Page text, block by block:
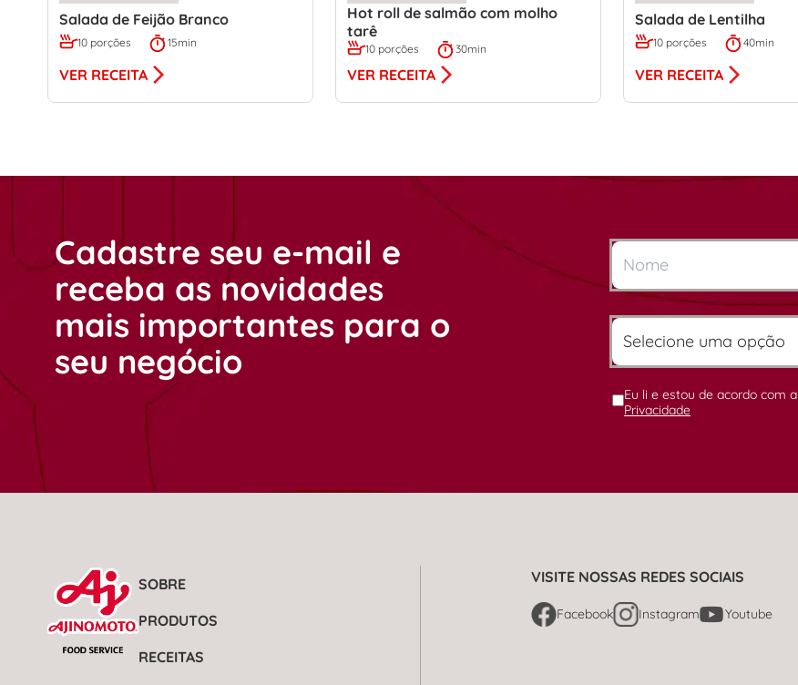
Salada de Feijão Branco
10 porções 15min
VER RECEITA
Hot roll de salmão com molho
tarê
10 porções 30min
VER RECEITA
Salada de Lentilha
10 porções 40min
VER RECEITA
Cadastre seu e-mail e
receba as novidades
mais importantes para o
seu negócio
Eu li e estou de acordo com a
Privacidade
SOBRE
PRODUTOS
RECEITAS
VISITE NOSSAS REDES SOCIAIS
Facebook Instagram Youtube